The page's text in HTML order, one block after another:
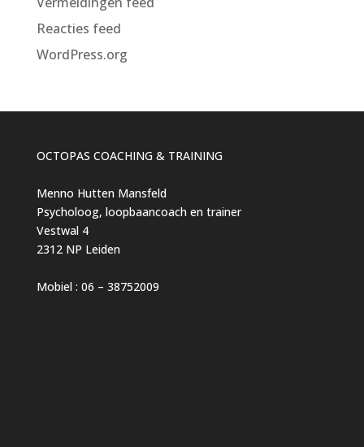
Reacties feed
WordPress.org
OCTOPAS COACHING & TRAINING
Menno Hutten Mansfeld
Psycholoog, loopbaancoach en trainer
Vestwal 4
2312 NP Leiden
Mobiel : 06 – 38752009